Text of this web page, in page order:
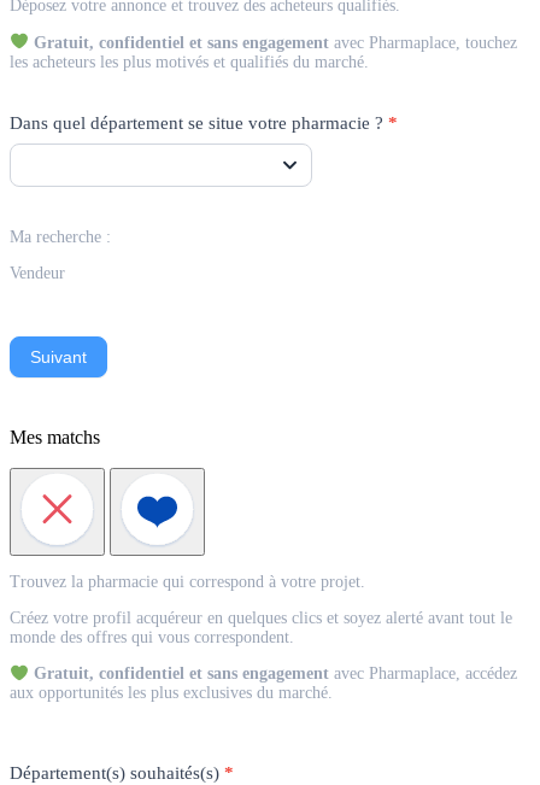
Vendeur
Déposez votre annonce et trouvez des acheteurs qualifiés.
Gratuit, confidentiel et sans engagement avec Pharmaplace, touchez
les acheteurs les plus motivés et qualifiés du marché.
Dans quel département se situe votre pharmacie ? *
Ma recherche :
Vendeur
Suivant
Mes matchs
Acquéreur
Trouvez la pharmacie qui correspond à votre projet.
Créez votre profil acquéreur en quelques clics et soyez alerté avant tout le
monde des offres qui vous correspondent.
Gratuit, confidentiel et sans engagementavec Pharmaplace, accédez
aux opportunités les plus exclusives du marché.
Département(s) souhaités(s) *